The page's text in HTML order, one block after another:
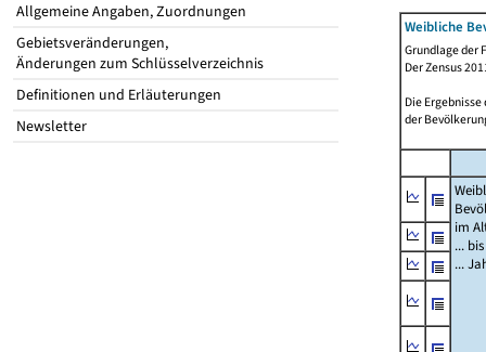
Allgemeine Angaben, Zuordnungen
Gebietsveränderungen,
Änderungen zum Schlüsselverzeichnis
Definitionen und Erläuterungen
Newsletter
Weibliche
Grundlage der
Der Zensus
Die
der
im
...
...